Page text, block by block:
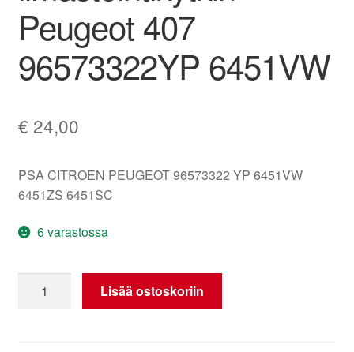
Peugeot 407
96573322YP 6451VW
€ 24,00
PSA CITROEN PEUGEOT 96573322 YP 6451VW
6451ZS 6451SC
6 varastossa
Lisää ostoskoriin